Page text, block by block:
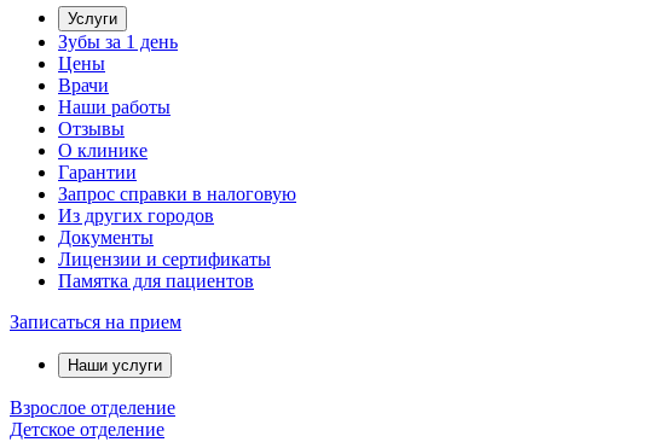
Услуги
Зубы за 1 день
Цены
Врачи
Наши работы
Отзывы
О клинике
Гарантии
Запрос справки в налоговую
Из других городов
Документы
Лицензии и сертификаты
Памятка для пациентов
Записаться на прием
Наши услуги
Взрослое отделение
Детское отделение